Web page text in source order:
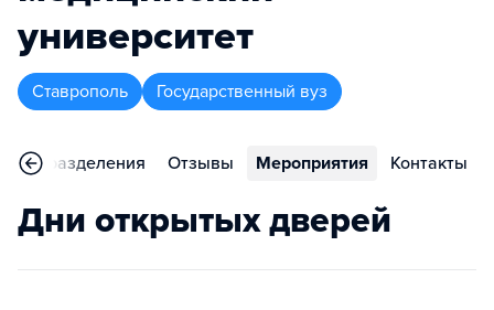
университет
Ставрополь Государственный вуз
Подразделения Отзывы Мероприятия Контакты
Дни открытых дверей